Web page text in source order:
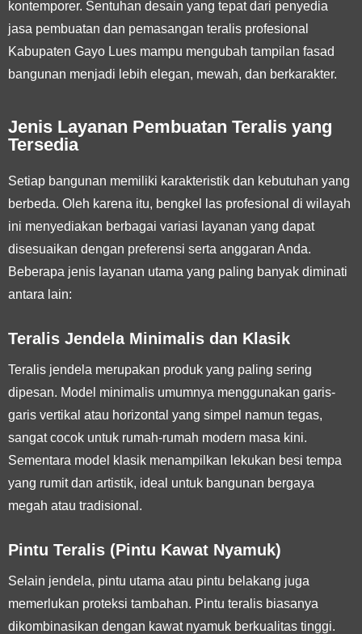
kontemporer. Sentuhan desain yang tepat dari penyedia
jasa pembuatan dan pemasangan teralis profesional
Kabupaten Gayo Lues mampu mengubah tampilan fasad
bangunan menjadi lebih elegan, mewah, dan berkarakter.
Jenis Layanan Pembuatan Teralis yang
Tersedia
Setiap bangunan memiliki karakteristik dan kebutuhan yang
berbeda. Oleh karena itu, bengkel las profesional di wilayah
ini menyediakan berbagai variasi layanan yang dapat
disesuaikan dengan preferensi serta anggaran Anda.
Beberapa jenis layanan utama yang paling banyak diminati
antara lain:
Teralis Jendela Minimalis dan Klasik
Teralis jendela merupakan produk yang paling sering
dipesan. Model minimalis umumnya menggunakan garis-
garis vertikal atau horizontal yang simpel namun tegas,
sangat cocok untuk rumah-rumah modern masa kini.
Sementara model klasik menampilkan lekukan besi tempa
yang rumit dan artistik, ideal untuk bangunan bergaya
megah atau tradisional.
Pintu Teralis (Pintu Kawat Nyamuk)
Selain jendela, pintu utama atau pintu belakang juga
memerlukan proteksi tambahan. Pintu teralis biasanya
dikombinasikan dengan kawat nyamuk berkualitas tinggi.